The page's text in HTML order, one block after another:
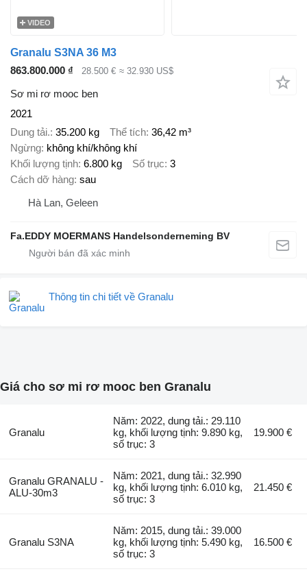
VIDEO
Granalu S3NA 36 M3
863.800.000 ₫
28.500 € ≈ 32.930 US$
Sơ mi rơ mooc ben
2021
Dung tải. 35.200 kg Thể tích 36,42 m³
Ngừng không khí/không khí
Khối lượng tịnh 6.800 kg Số trục 3
Cách dỡ hàng sau
Hà Lan, Geleen
Fa.EDDY MOERMANS Handelsonderneming BV
Thông tin chi tiết về Granalu
Giá cho sơ mi rơ mooc ben Granalu
Granalu
Năm: 2022, dung tải.: 29.110
kg, khối lượng tịnh: 9.890 kg,
số trục: 3
19.900 €
Granalu GRANALU -
ALU-30m3
Năm: 2021, dung tải.: 32.990
kg, khối lượng tịnh: 6.010 kg,
số trục: 3
21.450 €
Granalu S3NA
Năm: 2015, dung tải.: 39.000
kg, khối lượng tịnh: 5.490 kg,
số trục: 3
16.500 €